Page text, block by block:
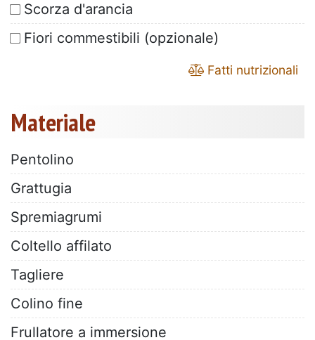
Scorza d'arancia
Fiori commestibili (opzionale)
Fatti nutrizionali
Materiale
Pentolino
Grattugia
Spremiagrumi
Coltello affilato
Tagliere
Colino fine
Frullatore a immersione